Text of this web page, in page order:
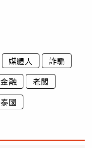
媒體人
詐騙
金融
老闆
泰國